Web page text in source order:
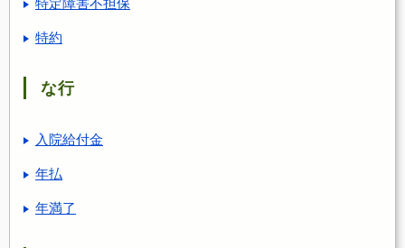
特約
な行
入院給付金
年払
年満了